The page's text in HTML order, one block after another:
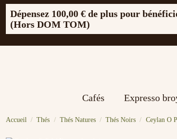
Dépensez 100,00 € de plus pour
(Hors DOM TOM)
Cafés Expresso
Accueil Thés Thés Natures Thés Noirs Ceylan O